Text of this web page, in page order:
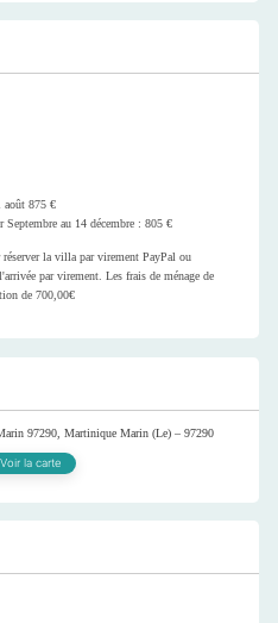
août 875 €
Septembre au 14 décembre : 805 €
la villa par virement PayPal ou
par virement. Les frais de ménage de
de 700,00€
97290, Martinique Marin (Le) – 97290
Voir la carte